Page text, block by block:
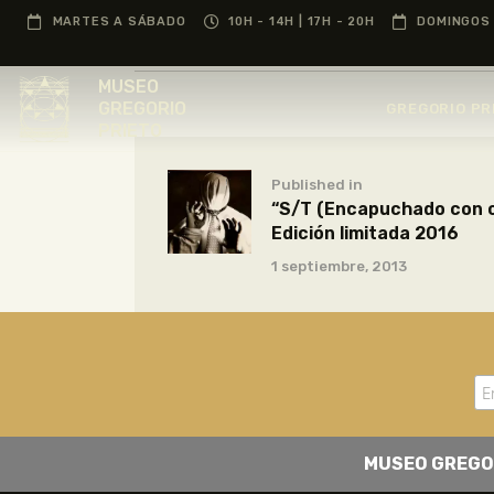
MARTES A SÁBADO 10H - 14H | 17H - 20H
MUSEO
Published in
“S/T (Encapuchado
Edición limitada 2016
1 septiembre, 2013
MUSEO